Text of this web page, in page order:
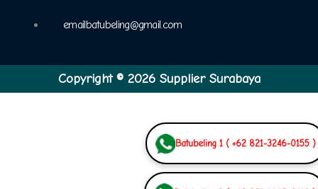
Batubeling 1 ( +62 821-3246-0155 )
emailbatubeling@gmail.com
Copyright © 2026 Supplier Surabaya